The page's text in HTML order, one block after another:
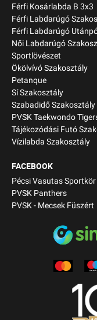
Férfi Kosárlabda B 3x3
Férfi Labdarúgó
Férfi Labdarúgó
Női Labdarúgó
Sportlövészet
Ökölvívó Szakosztály
Petanque
Sí Szakosztály
Szabadidő Szakosztály
PVSK Taekwondo
Tájékozódási Futó
Vízilabda Szakosztály
FACEBOOK
Pécsi Vasutas Sportkör
PVSK Panthers
PVSK - Mecsek Füszért